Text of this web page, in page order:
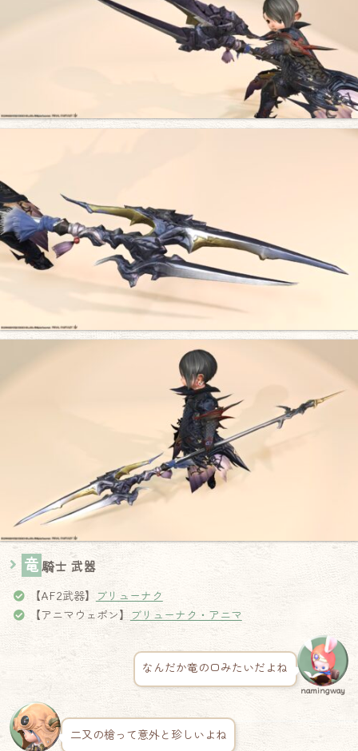
竜 騎士 武器
【AF2武器】
ブリューナク
【アニマウェポン】
ブリューナク・アニマ
なんだか竜の口みたいだよね
namingway
二又の槍って意外と珍しいよね